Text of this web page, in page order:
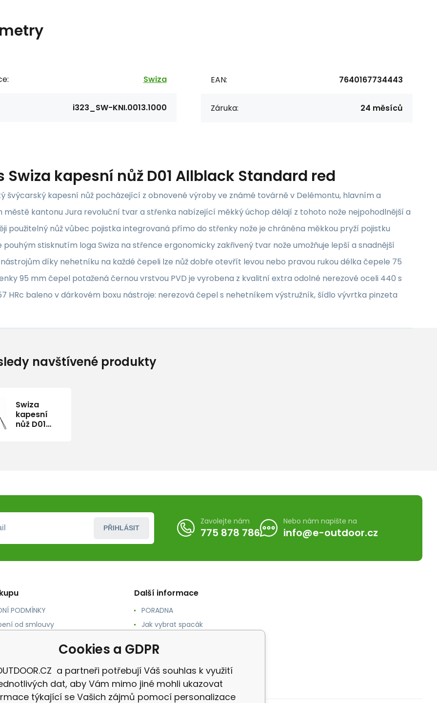
Swiza
i323_SW-KNI.0013.1000
EAN: 7640167734443
Záruka: 24 měsíců
Swiza kapesní nůž D01 Allblack Standard red
švýcarský kapesní nůž pocházející z obnovené výroby ve známé továrně v Delémontu, hlavním a
městě kantonu Jura revoluční tvar a střenka nabízející měkký úchop dělají z tohoto nože nejpohodlnější a
použitelný nůž vůbec pojistka integrovaná přímo do střenky nože je chráněna měkkou pryží pojistku
pouhým stisknutím loga Swiza na střence ergonomicky zakřivený tvar nože umožňuje lepší a snadnější
díky nehetníku na každé čepeli lze nůž dobře otevřít levou nebo pravou rukou délka čepele 75
95 mm čepel potažená černou vrstvou PVD je vyrobena z kvalitní extra odolné nerezové oceli 440 s
HRc baleno v dárkovém boxu nástroje: nerezová čepel s nehetníkem výstružník, šídlo vývrtka pinzeta
navštívené produkty
Swiza
kapesní
nůž D01
PŘIHLÁSIT
Zavolejte nám
775 878 786
Nebo nám napište na
info@e-outdoor.cz
PODMÍNKY
od smlouvy
osobních údajů
Další informace
PORADNA
Jak vybrat spacák
Jak vybrat karimatku
Reklamace
Cookies a GDPR
a partneři potřebují Váš souhlas k využití
dat, aby Vám mimo jiné mohli ukazovat
týkající se Vašich zájmů pomocí personalizace